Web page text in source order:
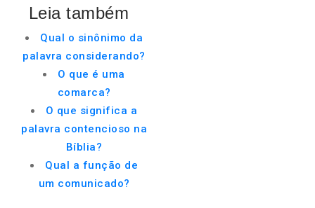
Leia também
Qual o sinônimo da
palavra considerando?
O que é uma
comarca?
O que significa a
palavra contencioso na
Bíblia?
Qual a função de
um comunicado?